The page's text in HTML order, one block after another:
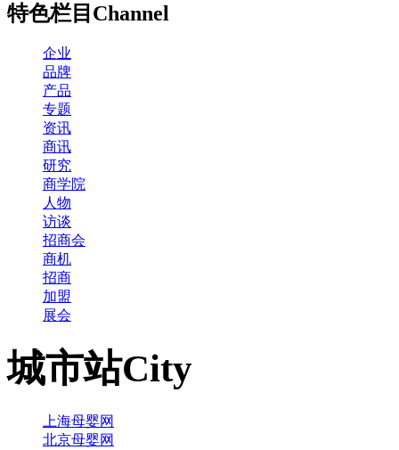
特色栏目 Channel
企业
品牌
产品
专题
资讯
商讯
研究
商学院
人物
访谈
招商会
商机
招商
加盟
展会
城市站City
上海母婴网
北京母婴网